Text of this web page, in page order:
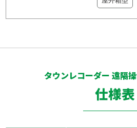
タウンレコーダー 遠隔
仕様表